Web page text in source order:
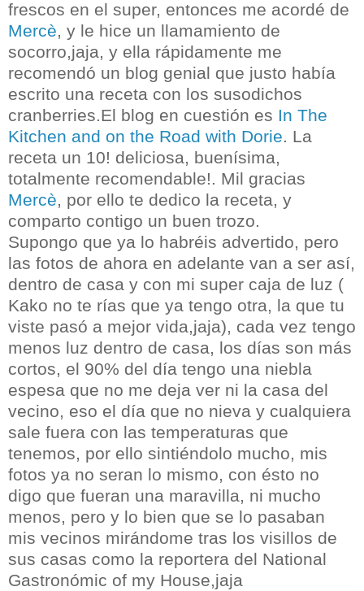
frescos en el super, entonces me acordé de
Mercè, y le hice un llamamiento de
socorro,jaja, y ella rápidamente me
recomendó un blog genial que justo había
escrito una receta con los susodichos
cranberries.El blog en cuestión es In The
Kitchen and on the Road with Dorie. La
receta un 10! deliciosa, buenísima,
totalmente recomendable!. Mil gracias
Mercè, por ello te dedico la receta, y
comparto contigo un buen trozo.
Supongo que ya lo habréis advertido, pero
las fotos de ahora en adelante van a ser así,
dentro de casa y con mi super caja de luz (
Kako no te rías que ya tengo otra, la que tu
viste pasó a mejor vida,jaja), cada vez tengo
menos luz dentro de casa, los días son más
cortos, el 90% del día tengo una niebla
espesa que no me deja ver ni la casa del
vecino, eso el día que no nieva y cualquiera
sale fuera con las temperaturas que
tenemos, por ello sintiéndolo mucho, mis
fotos ya no seran lo mismo, con ésto no
digo que fueran una maravilla, ni mucho
menos, pero y lo bien que se lo pasaban
mis vecinos mirándome tras los visillos de
sus casas como la reportera del National
Gastronómic of my House,jaja